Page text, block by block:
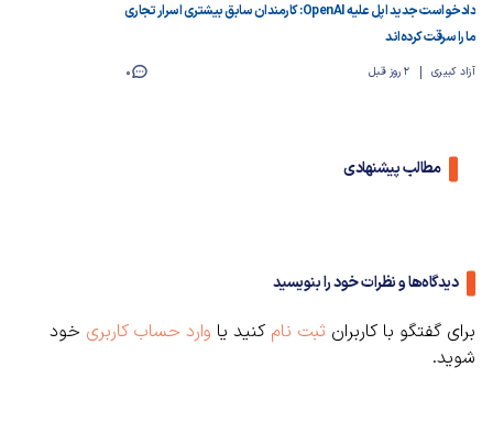
دادخواست جدید اپل علیه OpenAI: کارمندان سابق بیشتری اسرار تجاری
ما را سرقت کرده‌اند
آزاد کبیری 2 روز قبل 0
مطالب پیشنهادی
دیدگاه‌ها و نظرات خود را بنویسید
برای گفتگو با کاربران ثبت نام کنید یا وارد حساب کاربری خود
شوید.